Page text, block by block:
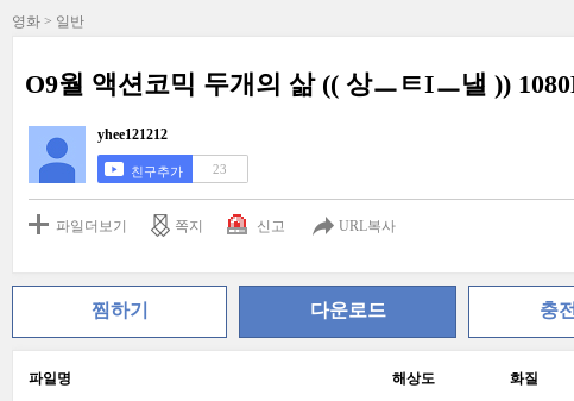
영화 > 일반
O9월 액션코믹 두개의 삶 (( 상ㅡㅌIㅡ낼 ))
yhee121212
친구추가 23
파일더보기 쪽지 신고 URL복사
찜하기 다운로드 충
파일명 해상도 화질